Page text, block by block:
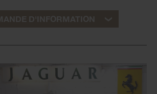
D'INFORMATION